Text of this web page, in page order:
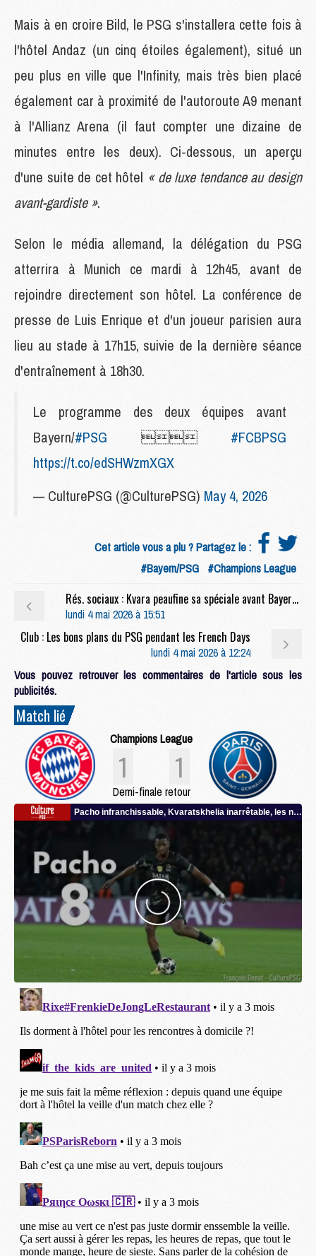
Mais à en croire Bild, le PSG s'installera cette fois à
l'hôtel Andaz (un cinq étoiles également), situé un
peu plus en ville que l'Infinity, mais très bien placé
également car à proximité de l'autoroute A9 menant
à l'Allianz Arena (il faut compter une dizaine de
minutes entre les deux). Ci-dessous, un aperçu
d'une suite de cet hôtel « de luxe tendance au design
avant-gardiste ».
Selon le média allemand, la délégation du PSG
atterrira à Munich ce mardi à 12h45, avant de
rejoindre directement son hôtel. La conférence de
presse de Luis Enrique et d'un joueur parisien aura
lieu au stade à 17h15, suivie de la dernière séance
d'entraînement à 18h30.
Le programme des deux équipes avant
Bayern/#PSG  #FCBPSG
https://t.co/edSHWzmXGX
— CulturePSG (@CulturePSG) May 4, 2026
Cet article vous a plu ? Partagez le :
#Bayern/PSG #Champions League
Rés. sociaux : Kvara peaufine sa spéciale avant Bayern/PSG
lundi 4 mai 2026 à 15:51
Club : Les bons plans du PSG pendant les French Days
lundi 4 mai 2026 à 12:24
Vous pouvez retrouver les commentaires de l'article sous les
publicités.
Match lié
Champions League
1 1
Demi-finale retour